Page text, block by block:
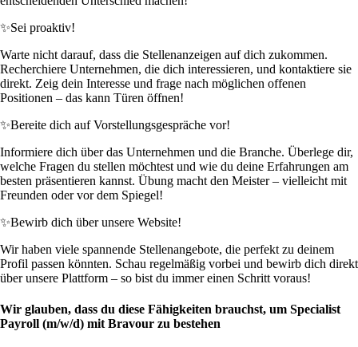
✨Sei proaktiv!
Warte nicht darauf, dass die Stellenanzeigen auf dich zukommen.
Recherchiere Unternehmen, die dich interessieren, und kontaktiere sie
direkt. Zeig dein Interesse und frage nach möglichen offenen
Positionen – das kann Türen öffnen!
✨Bereite dich auf Vorstellungsgespräche vor!
Informiere dich über das Unternehmen und die Branche. Überlege dir,
welche Fragen du stellen möchtest und wie du deine Erfahrungen am
besten präsentieren kannst. Übung macht den Meister – vielleicht mit
Freunden oder vor dem Spiegel!
✨Bewirb dich über unsere Website!
Wir haben viele spannende Stellenangebote, die perfekt zu deinem
Profil passen könnten. Schau regelmäßig vorbei und bewirb dich direkt
über unsere Plattform – so bist du immer einen Schritt voraus!
Wir glauben, dass du diese Fähigkeiten brauchst, um Specialist
Payroll (m/w/d) mit Bravour zu bestehen